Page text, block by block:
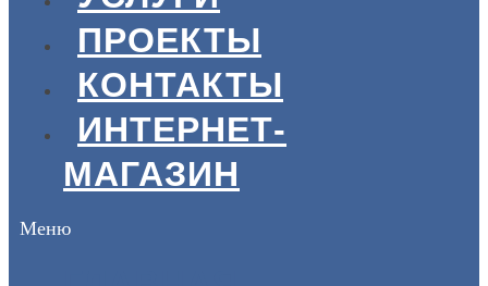
ПРОЕКТЫ
КОНТАКТЫ
ИНТЕРНЕТ-
МАГАЗИН
Меню